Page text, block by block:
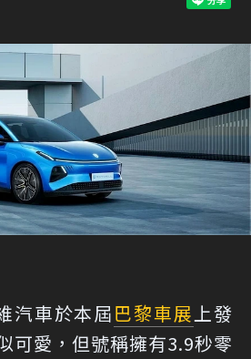
汽車於本屆巴黎車展上發
可愛，但號稱擁有3.9秒零